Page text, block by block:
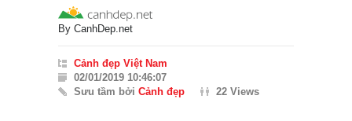
By CanhDep.net
Cảnh đẹp Việt Nam
02/01/2019 10:46:07
Sưu tầm bởi Cảnh đẹp 22 Views